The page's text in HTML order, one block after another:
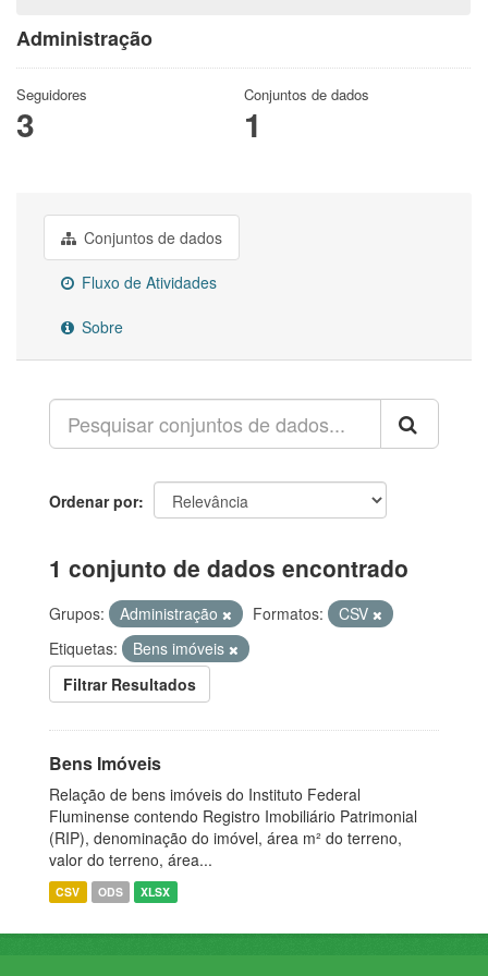
Administração
Seguidores
3
Conjuntos de dados
1
Conjuntos de dados
Fluxo de Atividades
Sobre
Ordenar por
1 conjunto de dados encontrado
Grupos: Administração Formatos:
CSV
Etiquetas:
Bens imóveis
Filtrar Resultados
Bens Imóveis
Relação de bens imóveis do Instituto Federal
Fluminense contendo Registro Imobiliário Patrimonial
(RIP), denominação do imóvel, área m² do terreno,
valor do terreno, área...
CSV ODS XLSX